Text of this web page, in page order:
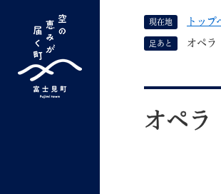
キーワード検索
o
g
よく検索されるキーワー
現在地 トップ
足あと オペラ
文
オペラ